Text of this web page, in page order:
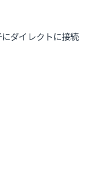
ダイレクトに接続